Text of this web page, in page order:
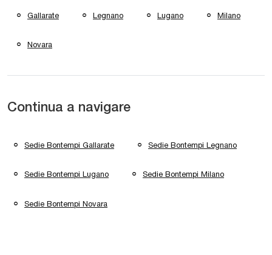
Gallarate Legnano Lugano Milano
Novara
Continua a navigare
Sedie Bontempi Gallarate Sedie Bontempi Legnano
Sedie Bontempi Lugano Sedie Bontempi Milano
Sedie Bontempi Novara